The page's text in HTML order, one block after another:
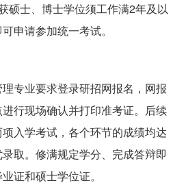
硕士、博士学位须工作满2年及以
申请参加统一考试。
专业要求登录研招网报名，网报
行现场确认并打印准考证。后续
入学考试，各个环节的成绩均达
取。修满规定学分、完成答辩即
证和硕士学位证。